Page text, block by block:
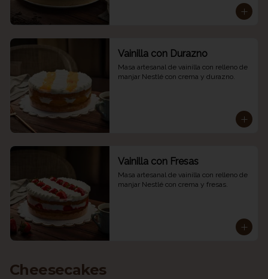
Vainilla con Durazno
Masa artesanal de vainilla con relleno de
manjar Nestlé con crema y durazno.
Vainilla con Fresas
Masa artesanal de vainilla con relleno de
manjar Nestlé con crema y fresas.
Cheesecakes